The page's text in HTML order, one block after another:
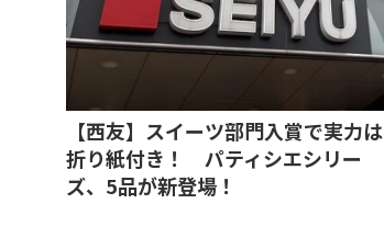
【西友】スイーツ部門入賞で実力は
折り紙付き！ パティシエシリー
ズ、5品が新登場！